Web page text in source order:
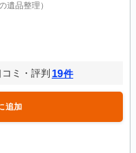
遺品整理）
コミ・評判 19件
追加